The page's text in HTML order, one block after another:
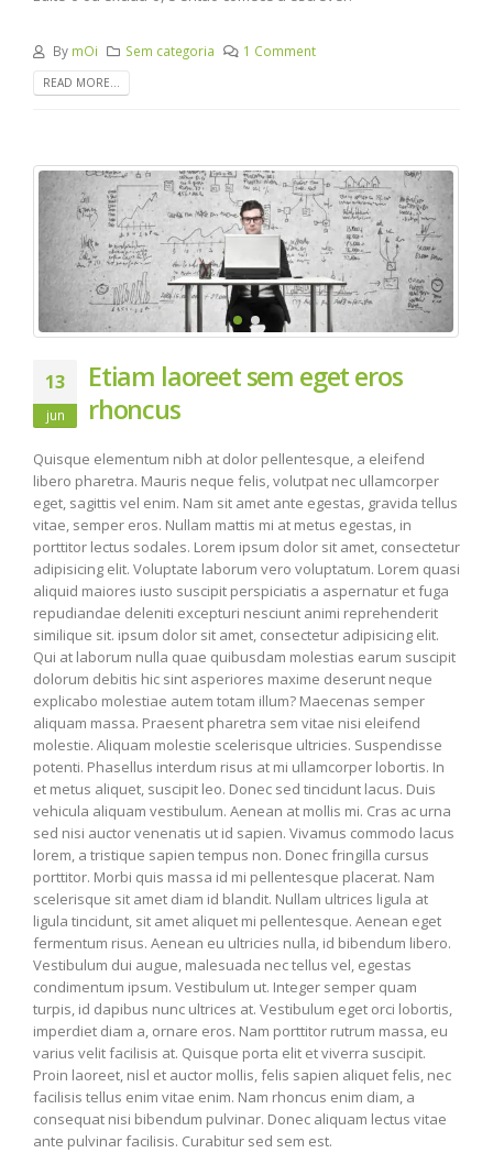
By mOi Sem categoria 1 Comment
READ MORE...
13
jun
Etiam laoreet sem eget eros
rhoncus
Quisque elementum nibh at dolor pellentesque, a eleifend
libero pharetra. Mauris neque felis, volutpat nec ullamcorper
eget, sagittis vel enim. Nam sit amet ante egestas, gravida tellus
vitae, semper eros. Nullam mattis mi at metus egestas, in
porttitor lectus sodales. Lorem ipsum dolor sit amet, consectetur
adipisicing elit. Voluptate laborum vero voluptatum. Lorem quasi
aliquid maiores iusto suscipit perspiciatis a aspernatur et fuga
repudiandae deleniti excepturi nesciunt animi reprehenderit
similique sit. ipsum dolor sit amet, consectetur adipisicing elit.
Qui at laborum nulla quae quibusdam molestias earum suscipit
dolorum debitis hic sint asperiores maxime deserunt neque
explicabo molestiae autem totam illum? Maecenas semper
aliquam massa. Praesent pharetra sem vitae nisi eleifend
molestie. Aliquam molestie scelerisque ultricies. Suspendisse
potenti. Phasellus interdum risus at mi ullamcorper lobortis. In
et metus aliquet, suscipit leo. Donec sed tincidunt lacus. Duis
vehicula aliquam vestibulum. Aenean at mollis mi. Cras ac urna
sed nisi auctor venenatis ut id sapien. Vivamus commodo lacus
lorem, a tristique sapien tempus non. Donec fringilla cursus
porttitor. Morbi quis massa id mi pellentesque placerat. Nam
scelerisque sit amet diam id blandit. Nullam ultrices ligula at
ligula tincidunt, sit amet aliquet mi pellentesque. Aenean eget
fermentum risus. Aenean eu ultricies nulla, id bibendum libero.
Vestibulum dui augue, malesuada nec tellus vel, egestas
condimentum ipsum. Vestibulum ut. Integer semper quam
turpis, id dapibus nunc ultrices at. Vestibulum eget orci lobortis,
imperdiet diam a, ornare eros. Nam porttitor rutrum massa, eu
varius velit facilisis at. Quisque porta elit et viverra suscipit.
Proin laoreet, nisl et auctor mollis, felis sapien aliquet felis, nec
facilisis tellus enim vitae enim. Nam rhoncus enim diam, a
consequat nisi bibendum pulvinar. Donec aliquam lectus vitae
ante pulvinar facilisis. Curabitur sed sem est.